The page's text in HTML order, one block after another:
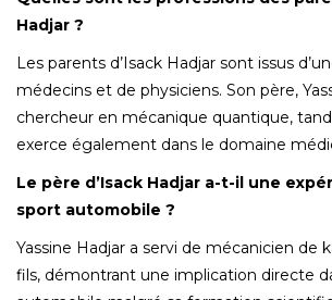
Hadjar ?
Les parents d’Isack Hadjar sont issus
médecins et de physiciens. Son père,
chercheur en mécanique quantique,
exerce également dans le domaine
Le père d’Isack Hadjar a-t-il une
sport automobile ?
Yassine Hadjar a servi de mécanicien de
fils, démontrant une implication directe